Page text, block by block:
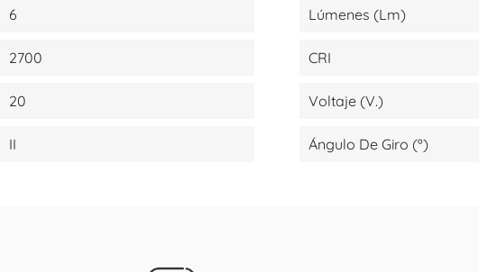
6 Lúmenes (lm)
2700 CRI
20 Voltaje (V.)
II Ángulo De Giro (º)